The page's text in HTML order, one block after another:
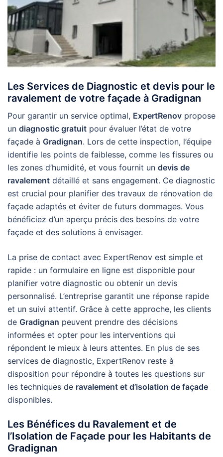
Les Services de Diagnostic et devis pour le
ravalement de votre façade à Gradignan
Pour garantir un service optimal, ExpertRenov propose
un diagnostic gratuit pour évaluer l’état de votre
façade à Gradignan. Lors de cette inspection, l’équipe
identifie les points de faiblesse, comme les fissures ou
les zones d’humidité, et vous fournit un devis de
ravalement détaillé et sans engagement. Ce diagnostic
est crucial pour planifier des travaux de rénovation de
façade adaptés et éviter de futurs dommages. Vous
bénéficiez d’un aperçu précis des besoins de votre
façade et des solutions à envisager.
La prise de contact avec ExpertRenov est simple et
rapide : un formulaire en ligne est disponible pour
planifier votre diagnostic ou obtenir un devis
personnalisé. L’entreprise garantit une réponse rapide
et un suivi attentif. Grâce à cette approche, les clients
de Gradignan peuvent prendre des décisions
informées et opter pour les interventions qui
répondent le mieux à leurs attentes. En plus de ses
services de diagnostic, ExpertRenov reste à
disposition pour répondre à toutes les questions sur
les techniques de ravalement et d’isolation de façade
disponibles.
Les Bénéfices du Ravalement et de
l’Isolation de Façade pour les Habitants de
Gradignan